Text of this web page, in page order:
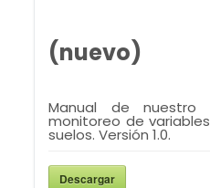
(nuevo)
Manual de nuestro
monitoreo de
suelos. Versión 1.0.
Descargar